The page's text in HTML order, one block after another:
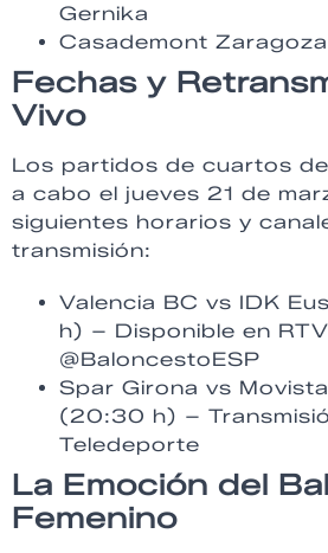
Gernika
Casademont
Fechas y
Vivo
Los partidos de cuartos
a cabo el jueves 21 de
siguientes horarios y
transmisión:
Valencia BC vs IDK
h) – Disponible en
@BaloncestoESP
Spar Girona vs
(20:30 h) –
Teledeporte
La Emoción del
Femenino